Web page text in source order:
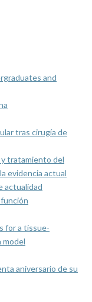
and
tras cirugía de
tratamiento del
evidencia actual
actualidad
for a tissue-
model
aniversario de su